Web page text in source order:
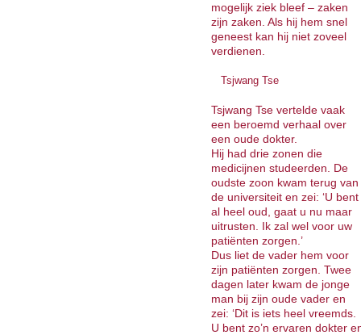
mogelijk ziek bleef – zaken
zijn zaken. Als hij hem snel
geneest kan hij niet zoveel
verdienen.
Tsjwang Tse
Tsjwang Tse vertelde vaak
een beroemd verhaal over
een oude dokter.
Hij had drie zonen die
medicijnen studeerden. De
oudste zoon kwam terug van
de universiteit en zei: ‘U bent
al heel oud, gaat u nu maar
uitrusten. Ik zal wel voor uw
patiënten zorgen.’
Dus liet de vader hem voor
zijn patiënten zorgen. Twee
dagen later kwam de jonge
man bij zijn oude vader en
zei: ‘Dit is iets heel vreemds.
U bent zo’n ervaren dokter